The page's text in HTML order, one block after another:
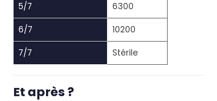
5/7
6300
6/7
10200
7/7
Stérile
Et après ?